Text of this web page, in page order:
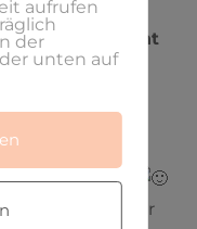
Infos
Das könnt
Podcastfolge.
daraufhin.
für dich
kannst du mir
aufrufen
der
unten auf